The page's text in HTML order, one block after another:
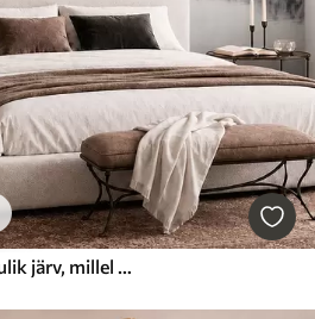
Lumised mäetipud ja rahulik järv, millel peegeldub pilt nagu peeglist